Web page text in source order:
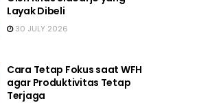
Layak Dibeli
30 JULY 2026
Cara Tetap Fokus saat WFH
agar Produktivitas Tetap
Terjaga